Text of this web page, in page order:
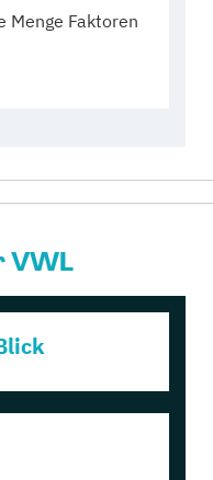
Menge Faktoren
VWL